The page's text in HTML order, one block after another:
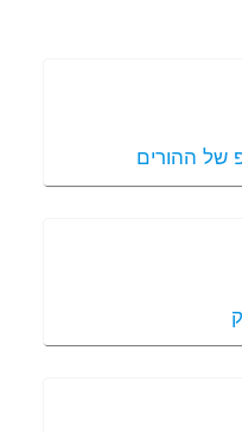
של ההורים